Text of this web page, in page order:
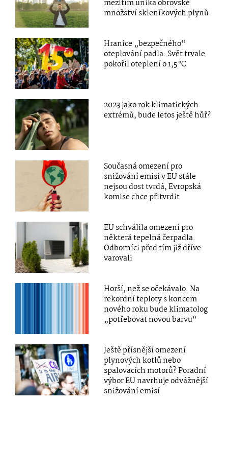
mezitím uniká obrovské
množství skleníkových plynů
Hranice „bezpečného“
oteplování padla. Svět trvale
pokořil oteplení o 1,5 °C
2023 jako rok klimatických
extrémů, bude letos ještě hůř?
Současná omezení pro
snižování emisí v EU stále
nejsou dost tvrdá, Evropská
komise chce přitvrdit
EU schválila omezení pro
některá tepelná čerpadla.
Odborníci před tím již dříve
varovali
Horší, než se očekávalo. Na
rekordní teploty s koncem
nového roku bude klimatolog
„potřebovat novou barvu“
Ještě přísnější omezení
plynových kotlů nebo
spalovacích motorů? Poradní
výbor EU navrhuje odvážnější
snižování emisí